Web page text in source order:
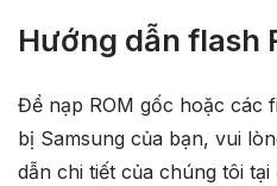
Hướng dẫn flash
Để nạp ROM gốc hoặc các
bị Samsung của bạn, vui
dẫn chi tiết của chúng tôi tại